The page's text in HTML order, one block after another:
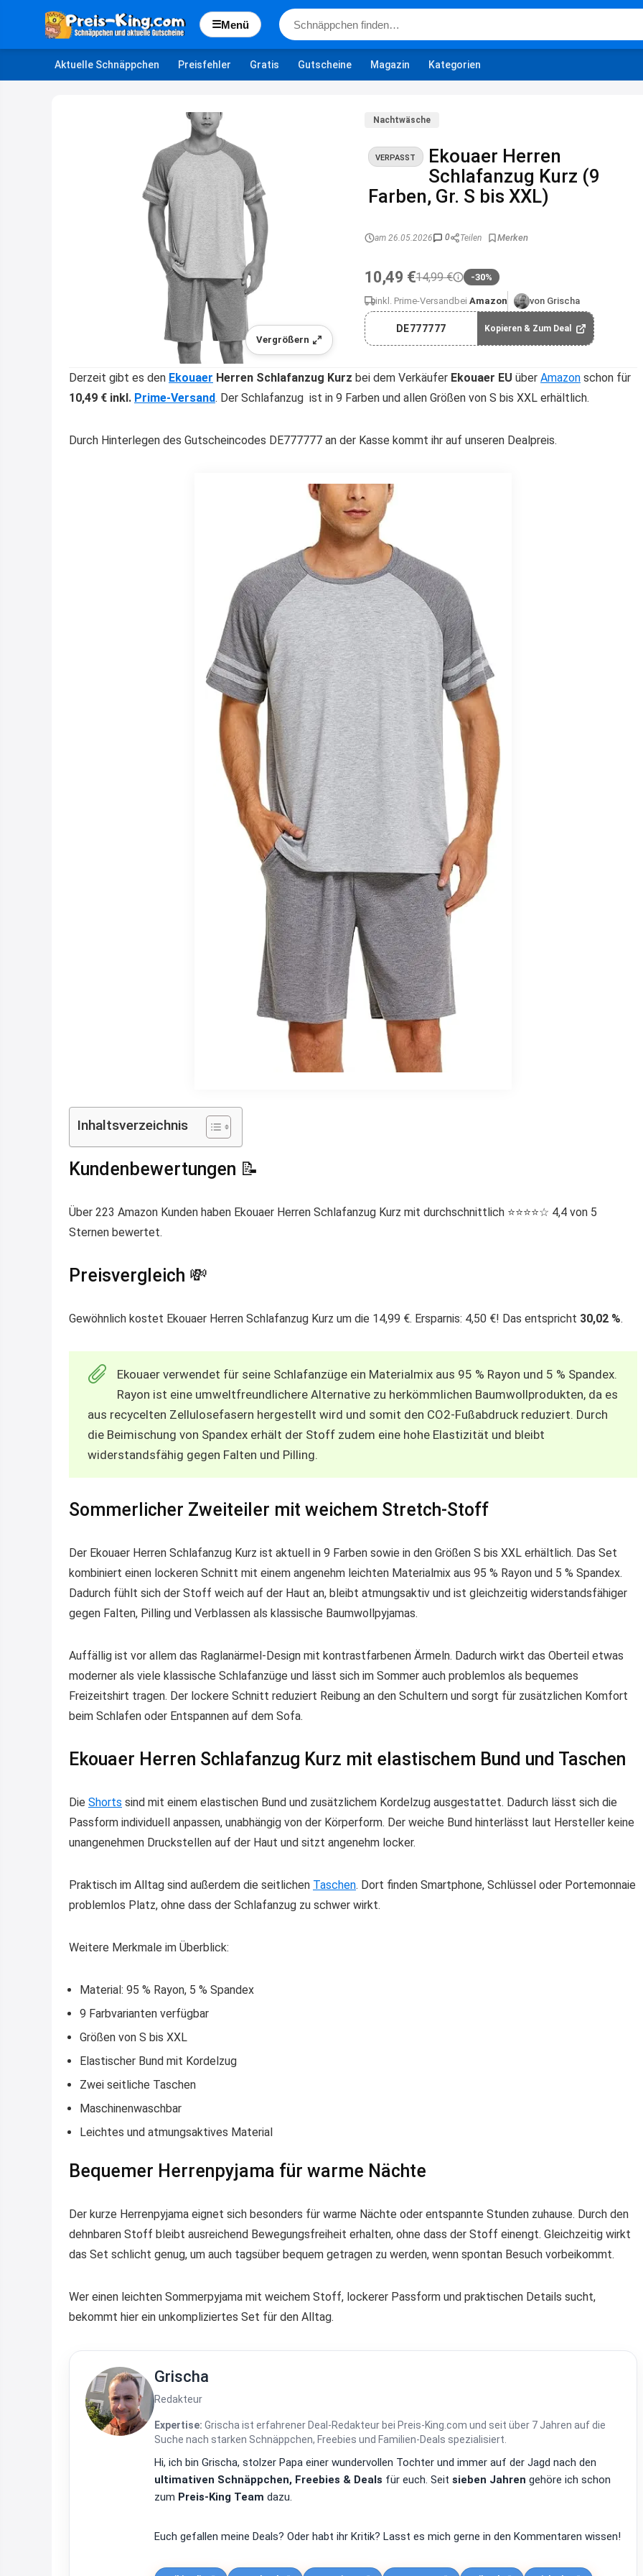
☰Menü
Aktuelle Schnäppchen Preisfehler Gratis Gutscheine Magazin Kategorien
Vergrößern
Nachtwäsche
VERPASST
Ekouaer Herren
Schlafanzug Kurz (9
Farben, Gr. S bis XXL)
am 26.05.2026 0 Teilen
10,49 €14,99 € -30%
inkl. Prime-Versand bei Amazon von Grischa
DE777777 Kopieren & Zum Deal
Derzeit gibt es den Ekouaer Herren Schlafanzug Kurz bei dem Verkäufer Ekouaer EU über Amazon schon für
10,49 € inkl. Prime-Versand. Der Schlafanzug ist in 9 Farben und allen Größen von S bis XXL erhältlich.
Durch Hinterlegen des Gutscheincodes DE777777 an der Kasse kommt ihr auf unseren Dealpreis.
Inhaltsverzeichnis
Kundenbewertungen 📝
Über 223 Amazon Kunden haben Ekouaer Herren Schlafanzug Kurz mit durchschnittlich ⭐️⭐️⭐️⭐️☆ 4,4 von 5
Sternen bewertet.
Preisvergleich 💸
Gewöhnlich kostet Ekouaer Herren Schlafanzug Kurz um die 14,99 €. Ersparnis: 4,50 €! Das entspricht 30,02 %.
Ekouaer verwendet für seine Schlafanzüge ein Materialmix aus 95 % Rayon und 5 % Spandex.
Rayon ist eine umweltfreundlichere Alternative zu herkömmlichen Baumwollprodukten, da es
aus recycelten Zellulosefasern hergestellt wird und somit den CO2-Fußabdruck reduziert. Durch
die Beimischung von Spandex erhält der Stoff zudem eine hohe Elastizität und bleibt
widerstandsfähig gegen Falten und Pilling.
Sommerlicher Zweiteiler mit weichem Stretch-Stoff
Der Ekouaer Herren Schlafanzug Kurz ist aktuell in 9 Farben sowie in den Größen S bis XXL erhältlich. Das Set
kombiniert einen lockeren Schnitt mit einem angenehm leichten Materialmix aus 95 % Rayon und 5 % Spandex.
Dadurch fühlt sich der Stoff weich auf der Haut an, bleibt atmungsaktiv und ist gleichzeitig widerstandsfähiger
gegen Falten, Pilling und Verblassen als klassische Baumwollpyjamas.
Auffällig ist vor allem das Raglanärmel-Design mit kontrastfarbenen Ärmeln. Dadurch wirkt das Oberteil etwas
moderner als viele klassische Schlafanzüge und lässt sich im Sommer auch problemlos als bequemes
Freizeitshirt tragen. Der lockere Schnitt reduziert Reibung an den Schultern und sorgt für zusätzlichen Komfort
beim Schlafen oder Entspannen auf dem Sofa.
Ekouaer Herren Schlafanzug Kurz mit elastischem Bund und Taschen
Die Shorts sind mit einem elastischen Bund und zusätzlichem Kordelzug ausgestattet. Dadurch lässt sich die
Passform individuell anpassen, unabhängig von der Körperform. Der weiche Bund hinterlässt laut Hersteller keine
unangenehmen Druckstellen auf der Haut und sitzt angenehm locker.
Praktisch im Alltag sind außerdem die seitlichen Taschen. Dort finden Smartphone, Schlüssel oder Portemonnaie
problemlos Platz, ohne dass der Schlafanzug zu schwer wirkt.
Weitere Merkmale im Überblick:
Material: 95 % Rayon, 5 % Spandex
9 Farbvarianten verfügbar
Größen von S bis XXL
Elastischer Bund mit Kordelzug
Zwei seitliche Taschen
Maschinenwaschbar
Leichtes und atmungsaktives Material
Bequemer Herrenpyjama für warme Nächte
Der kurze Herrenpyjama eignet sich besonders für warme Nächte oder entspannte Stunden zuhause. Durch den
dehnbaren Stoff bleibt ausreichend Bewegungsfreiheit erhalten, ohne dass der Stoff einengt. Gleichzeitig wirkt
das Set schlicht genug, um auch tagsüber bequem getragen zu werden, wenn spontan Besuch vorbeikommt.
Wer einen leichten Sommerpyjama mit weichem Stoff, lockerer Passform und praktischen Details sucht,
bekommt hier ein unkompliziertes Set für den Alltag.
Grischa
Redakteur
Expertise: Grischa ist erfahrener Deal-Redakteur bei Preis-King.com und seit über 7 Jahren auf die
Suche nach starken Schnäppchen, Freebies und Familien-Deals spezialisiert.
Hi, ich bin Grischa, stolzer Papa einer wundervollen Tochter und immer auf der Jagd nach den
ultimativen Schnäppchen, Freebies & Deals für euch. Seit sieben Jahren gehöre ich schon
zum Preis-King Team dazu.
Euch gefallen meine Deals? Oder habt ihr Kritik? Lasst es mich gerne in den Kommentaren wissen!